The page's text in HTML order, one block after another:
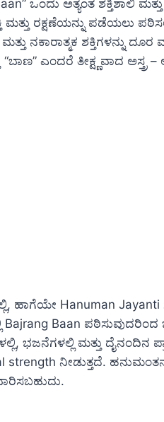
ಒಂದು ಅತ್ಯಂತ ಶಕ್ತಿಶಾಲಿ
ಮತ್ತು ರಕ್ಷಣೆಯನ್ನು ಪಡೆಯಲು
ನಕಾರಾತ್ಮಕ ಶಕ್ತಿಗಳನ್ನು ದೂರ
ಎಂದರೆ ತೀಕ್ಷ್ಣವಾದ ಅಸ್ತ್ರ –
ಹಾಗೆಯೇ Hanuman Jayanti
Bajrang Baan ಪಠಿಸುವುದರಿಂದ
ಭಜನೆಗಳಲ್ಲಿ ಮತ್ತು ದೈನಂದಿನ
strength ನೀಡುತ್ತದೆ.